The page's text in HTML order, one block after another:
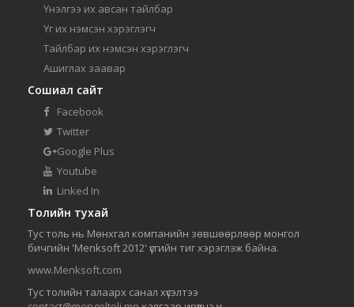
Үнэлгээ их авсан тайлбар
Үг их нэмсэн хэрэглэгч
Тайлбар их нэмсэн хэрэглэгч
Ашиглах заавар
Сошиал сайт
Facebook
Twitter
Google Plus
Youtube
Linked In
Толийн тухай
Тус толь нь Мөнхгал компанийн зөвшөөрлөөр монгол
бичгийн 'Menksoft 2012' үсгийн тиг хэрэглэж байна.
www.Menksoft.com
Тус толийн талаарх санал хүсэлтээ